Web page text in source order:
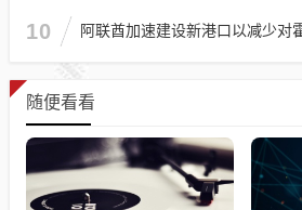
10 阿联酋加速建设新港口以减少对
随便看看